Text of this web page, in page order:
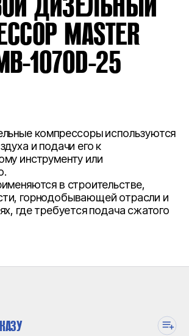
MASTER
1070D-25
компрессоры используются
и подачи его к
инструменту или
в строительстве,
горнодобывающей отрасли и
где требуется подача сжатого